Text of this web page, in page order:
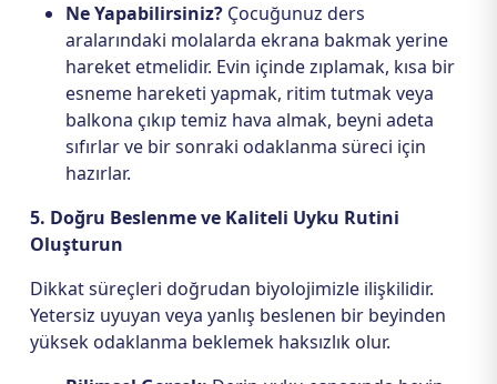
Ne Yapabilirsiniz? Çocuğunuz ders
aralarındaki molalarda ekrana bakmak yerine
hareket etmelidir. Evin içinde zıplamak, kısa bir
esneme hareketi yapmak, ritim tutmak veya
balkona çıkıp temiz hava almak, beyni adeta
sıfırlar ve bir sonraki odaklanma süreci için
hazırlar.
5. Doğru Beslenme ve Kaliteli Uyku Rutini
Oluşturun
Dikkat süreçleri doğrudan biyolojimizle ilişkilidir.
Yetersiz uyuyan veya yanlış beslenen bir beyinden
yüksek odaklanma beklemek haksızlık olur.